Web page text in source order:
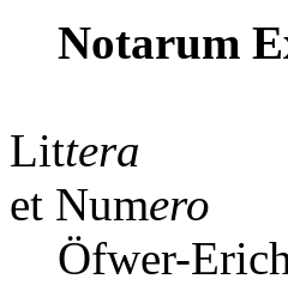
Notarum
Littera
et Numero
Öfwer-